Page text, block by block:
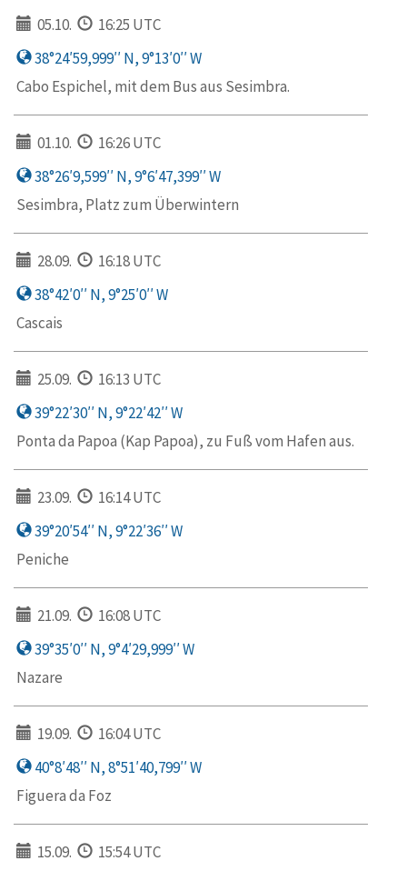
05.10.
16:25 UTC
38°24′59,999′′ N, 9°13′0′′ W
Cabo Espichel, mit dem Bus aus Sesimbra.
01.10.
16:26 UTC
38°26′9,599′′ N, 9°6′47,399′′ W
Sesimbra, Platz zum Überwintern
28.09.
16:18 UTC
38°42′0′′ N, 9°25′0′′ W
Cascais
25.09.
16:13 UTC
39°22′30′′ N, 9°22′42′′ W
Ponta da Papoa (Kap Papoa), zu Fuß vom Hafen aus.
23.09.
16:14 UTC
39°20′54′′ N, 9°22′36′′ W
Peniche
21.09.
16:08 UTC
39°35′0′′ N, 9°4′29,999′′ W
Nazare
19.09.
16:04 UTC
40°8′48′′ N, 8°51′40,799′′ W
Figuera da Foz
15.09.
15:54 UTC